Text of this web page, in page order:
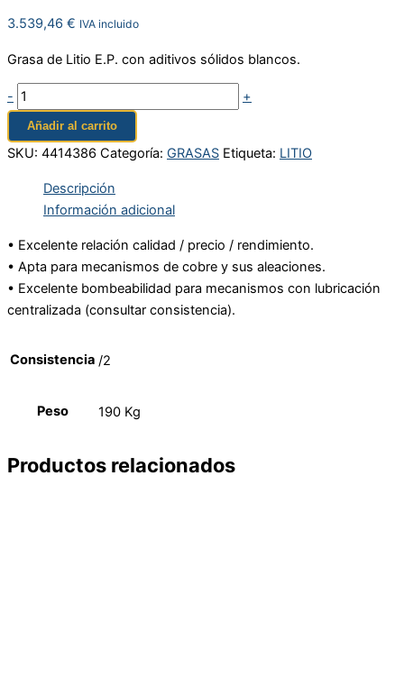
3.539,46 € IVA incluido
Grasa de Litio E.P. con aditivos sólidos blancos.
- +
Añadir al carrito
SKU: 4414386 Categoría: GRASAS Etiqueta: LITIO
Descripción
Información adicional
• Excelente relación calidad / precio / rendimiento.
• Apta para mecanismos de cobre y sus aleaciones.
• Excelente bombeabilidad para mecanismos con lubricación
centralizada (consultar consistencia).
Consistencia /2
Peso 190 Kg
Productos relacionados